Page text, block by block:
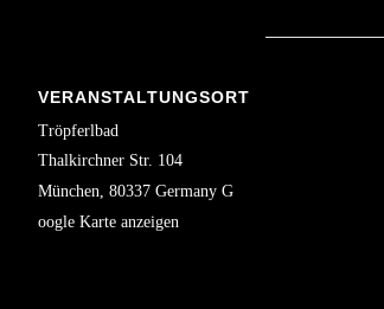
VERANSTALTUNGSORT
Tröpferlbad
Thalkirchner Str. 104
München, 80337 Germany G
oogle Karte anzeigen